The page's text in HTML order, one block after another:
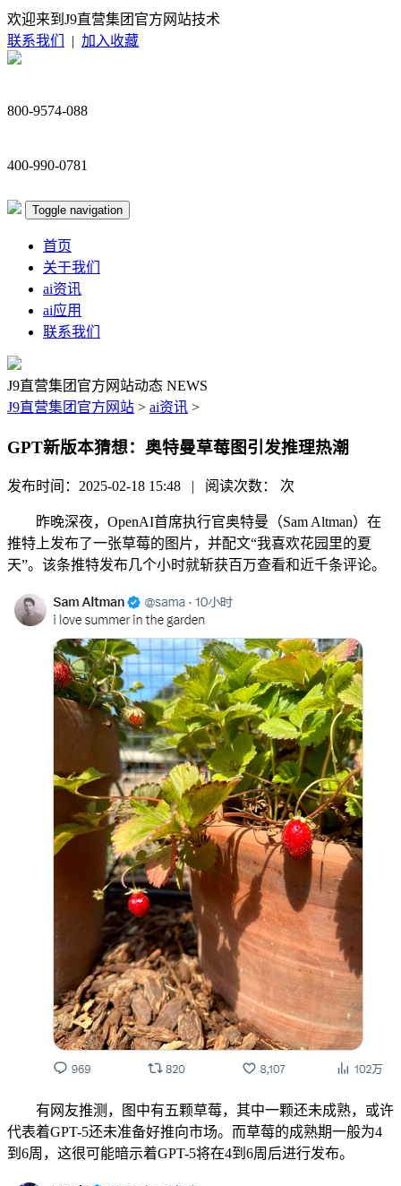
欢迎来到J9直营集团官方网站技术
联系我们
| 加入收藏
800-9574-088
400-990-0781
Toggle navigation
首页
关于我们
ai资讯
ai应用
联系我们
J9直营集团官方网站动态 NEWS
J9直营集团官方网站 > ai资讯 >
GPT新版本猜想：奥特曼草莓图引发推理热潮
发布时间：2025-02-18 15:48 | 阅读次数： 次
昨晚深夜，OpenAI首席执行官奥特曼（Sam Altman）在
推特上发布了一张草莓的图片，并配文“我喜欢花园里的夏
天”。该条推特发布几个小时就斩获百万查看和近千条评论。
有网友推测，图中有五颗草莓，其中一颗还未成熟，或许
代表着GPT-5还未准备好推向市场。而草莓的成熟期一般为4
到6周，这很可能暗示着GPT-5将在4到6周后进行发布。